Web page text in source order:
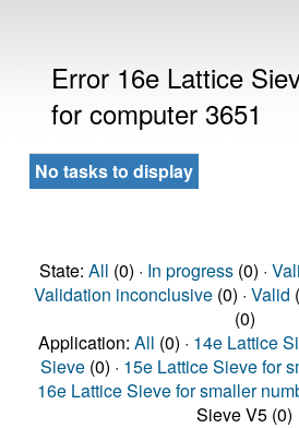
Error 16e Lattice
for computer 3651
No tasks to display
State: All (0) · In progress(0) ·
Validation inconclusive(0) · Valid
(0)
Application: All (0) · 14e Lattice
Sieve (0) · 15e Lattice Sieve for
16e Lattice Sieve for smaller
Sieve V5 (0)